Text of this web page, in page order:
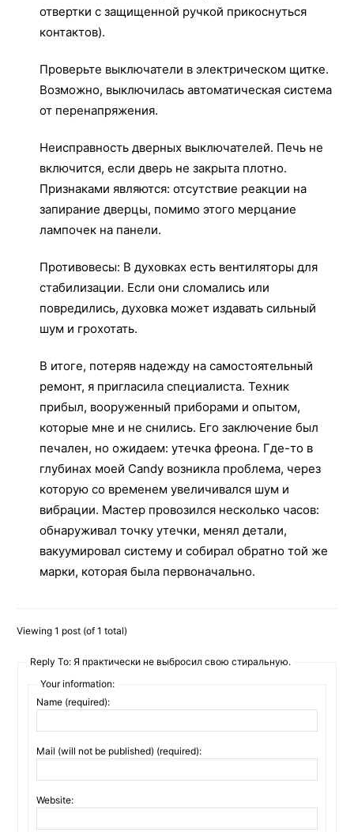
отвертки с защищенной ручкой прикоснуться
контактов).
Проверьте выключатели в электрическом щитке.
Возможно, выключилась автоматическая система
от перенапряжения.
Неисправность дверных выключателей. Печь не
включится, если дверь не закрыта плотно.
Признаками являются: отсутствие реакции на
запирание дверцы, помимо этого мерцание
лампочек на панели.
Противовесы: В духовках есть вентиляторы для
стабилизации. Если они сломались или
повредились, духовка может издавать сильный
шум и грохотать.
В итоге, потеряв надежду на самостоятельный
ремонт, я пригласила специалиста. Техник
прибыл, вооруженный приборами и опытом,
которые мне и не снились. Его заключение был
печален, но ожидаем: утечка фреона. Где-то в
глубинах моей Candy возникла проблема, через
которую со временем увеличивался шум и
вибрации. Мастер провозился несколько часов:
обнаруживал точку утечки, менял детали,
вакуумировал систему и собирал обратно той же
марки, которая была первоначально.
Viewing 1 post (of 1 total)
Reply To: Я практически не выбросил свою стиральную.
Your information:
Name (required):
Mail (will not be published) (required):
Website: